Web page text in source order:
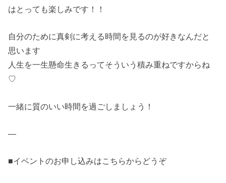
はとっても楽しみです！！
自分のために真剣に考える時間を見るのが好きなんだと
思います
人生を一生懸命生きるってそういう積み重ねですからね
♡
一緒に質のいい時間を過ごしましょう！
—
■イベントのお申し込みはこちらからどうぞ